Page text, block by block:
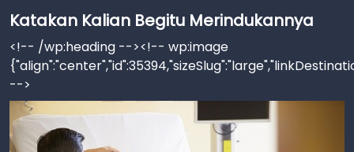
Katakan Kalian Begitu Merindukannya
<!-- /wp:heading --><!-- wp:image
-->